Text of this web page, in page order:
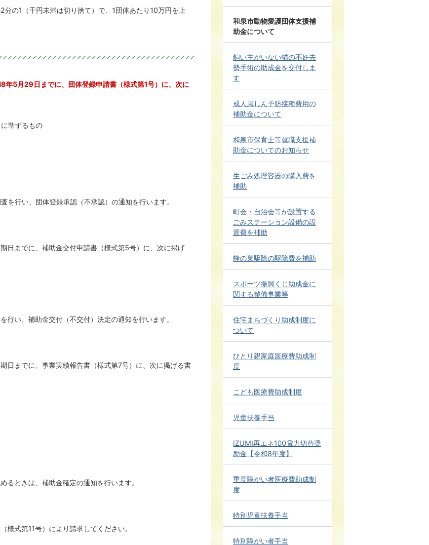
の1（千円未満は切り捨て）で、1団体あたり10万円を上
年5月29日までに、団体登録申請書（様式第1号）に、次に
準ずるもの
を行い、団体登録承認（不承認）の通知を行います。
日までに、補助金交付申請書（様式第5号）に、次に掲げ
行い、補助金交付（不交付）決定の通知を行います。
日までに、事業実績報告書（様式第7号）に、次に掲げる書
るときは、補助金確定の通知を行います。
様式第11号）により請求してください。
和泉市動物愛護団体支援補
助金について
飼い主がいない猫の不妊去
勢手術の助成金を交付しま
す
成人風しん予防接種費用の
補助金について
和泉市保育士等就職支援補
助金についてのお知らせ
生ごみ処理容器の購入費を
補助
町会・自治会等が設置する
ごみステーション設備の設
置費を補助
蜂の巣駆除の駆除費を補助
スポーツ振興くじ助成金に
関する整備事業等
住宅まちづくり助成制度に
ついて
ひとり親家庭医療費助成制
度
こども医療費助成制度
児童扶養手当
IZUMI再エネ100電力切替奨
励金【令和8年度】
重度障がい者医療費助成制
度
特別児童扶養手当
特別障がい者手当